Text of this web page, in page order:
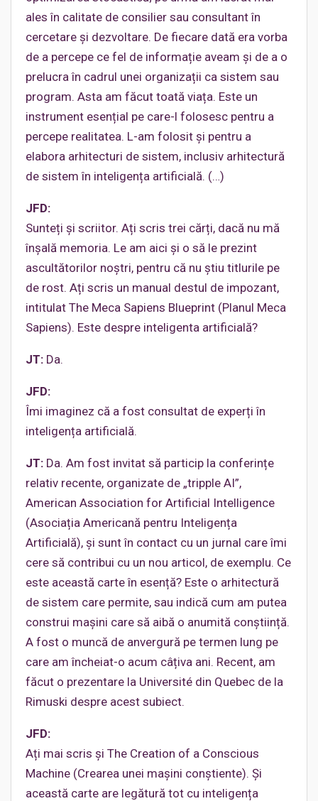
ales în calitate de consilier sau consultant în
cercetare și dezvoltare. De fiecare dată era vorba
de a percepe ce fel de informație aveam și de a o
prelucra în cadrul unei organizații ca sistem sau
program. Asta am făcut toată viața. Este un
instrument esențial pe care-l folosesc pentru a
percepe realitatea. L-am folosit și pentru a
elabora arhitecturi de sistem, inclusiv arhitectură
de sistem în inteligența artificială. (…)
JFD:
Sunteți și scriitor. Ați scris trei cărți, dacă nu mă
înșală memoria. Le am aici și o să le prezint
ascultătorilor noștri, pentru că nu știu titlurile pe
de rost. Ați scris un manual destul de impozant,
intitulat The Meca Sapiens Blueprint (Planul Meca
Sapiens). Este despre inteligenta artificială?
JT: Da.
JFD:
Îmi imaginez că a fost consultat de experți în
inteligența artificială.
JT: Da. Am fost invitat să particip la conferințe
relativ recente, organizate de „tripple AI”,
American Association for Artificial Intelligence
(Asociația Americană pentru Inteligența
Artificială), și sunt în contact cu un jurnal care îmi
cere să contribui cu un nou articol, de exemplu. Ce
este această carte în esență? Este o arhitectură
de sistem care permite, sau indică cum am putea
construi mașini care să aibă o anumită conștiință.
A fost o muncă de anvergură pe termen lung pe
care am încheiat-o acum câțiva ani. Recent, am
făcut o prezentare la Université din Quebec de la
Rimuski despre acest subiect.
JFD:
Ați mai scris și The Creation of a Conscious
Machine (Crearea unei maşini conştiente). Și
această carte are legătură tot cu inteligența